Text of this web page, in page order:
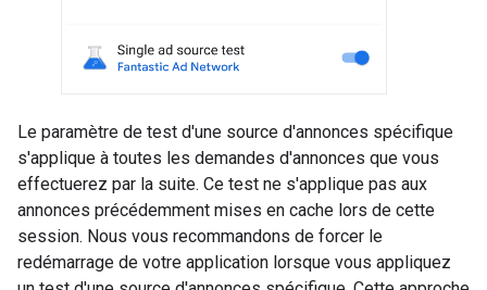
Le paramètre de test d'une source d'annonces spécifique
s'applique à toutes les demandes d'annonces que vous
effectuerez par la suite. Ce test ne s'applique pas aux
annonces précédemment mises en cache lors de cette
session. Nous vous recommandons de forcer le
redémarrage de votre application lorsque vous appliquez